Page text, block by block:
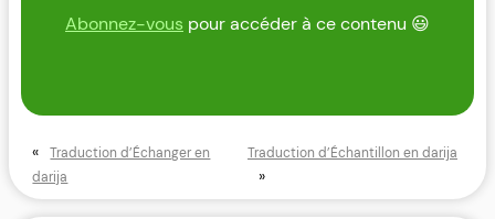
Abonnez-vous pour accéder à ce contenu 😃
«
Traduction d’Échanger en
darija
Traduction d’Échantillon en darija
»